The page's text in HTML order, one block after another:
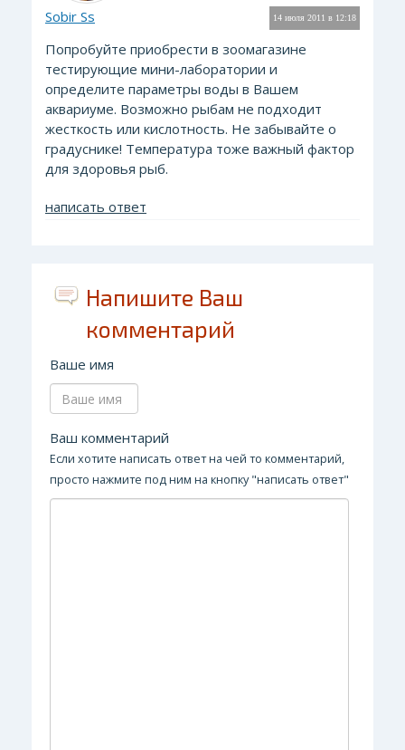
14 июля 2011 в 12:18
Sobir Ss
Попробуйте приобрести в зоомагазине
тестирующие мини-лаборатории и
определите параметры воды в Вашем
аквариуме. Возможно рыбам не подходит
жесткость или кислотность. Не забывайте о
градуснике! Температура тоже важный фактор
для здоровья рыб.
написать ответ
Напишите Ваш
комментарий
Ваше имя
Ваш комментарий
Если хотите написать ответ на чей то комментарий,
просто нажмите под ним на кнопку "написать ответ"